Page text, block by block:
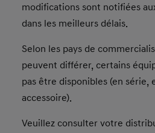
modifications sont notifiées
dans les meilleurs délais.
Selon les pays de
peuvent différer, certains
pas être disponibles (en série,
accessoire).
Veuillez consulter votre